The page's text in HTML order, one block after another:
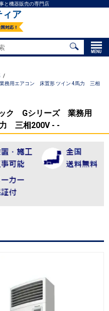
と機器販売の専門店
ィア
務用エアコン 床置形 ツイン 4馬力 三相
ク Gシリーズ 業務用
力 三相200V - -